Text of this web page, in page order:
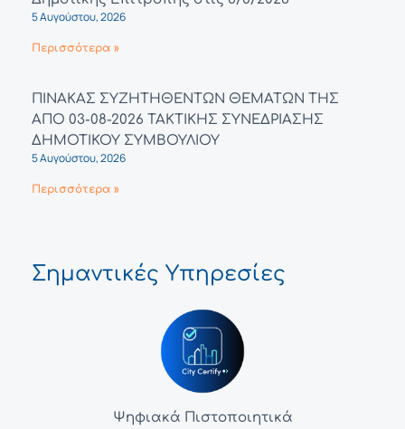
5 Αυγούστου, 2026
Περισσότερα »
ΠΙΝΑΚΑΣ ΣΥΖΗΤΗΘΕΝΤΩΝ ΘΕΜΑΤΩΝ ΤΗΣ
ΑΠΟ 03-08-2026 ΤΑΚΤΙΚΗΣ ΣΥΝΕΔΡΙΑΣΗΣ
ΔΗΜΟΤΙΚΟΥ ΣΥΜΒΟΥΛΙΟΥ
5 Αυγούστου, 2026
Περισσότερα »
Σημαντικές Υπηρεσίες
Ψηφιακά Πιστοποιητικά